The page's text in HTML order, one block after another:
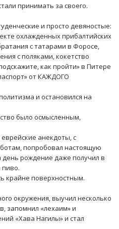
принимать за своего.
и просто девяностые:
охлажденных прибалтийских
с татарами в Форосе,
с поляками, кокетство
как пройти» в Питере
от КАЖДОГО
и остановился на
было осмысленным,
анекдоты, с
попробовал настоящую
рождение даже получил в
крайне поверхностным.
окружения, выучил несколько
запомнил «лехаим» и
«Хава Нагилы» и стал